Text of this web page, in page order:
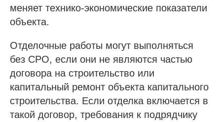
меняет технико-экономические показатели
объекта.
Отделочные работы могут выполняться
без СРО, если они не являются частью
договора на строительство или
капитальный ремонт объекта капитального
строительства. Если отделка включается в
такой договор, требования к подрядчику
Услуги
Проектные СРО
Изыскания СРО
Специалисты НРС для СРО
Независимая оценка квалификации (НОК)
Покупка готовой компании (ООО)
Продажа готовой компании (ООО)